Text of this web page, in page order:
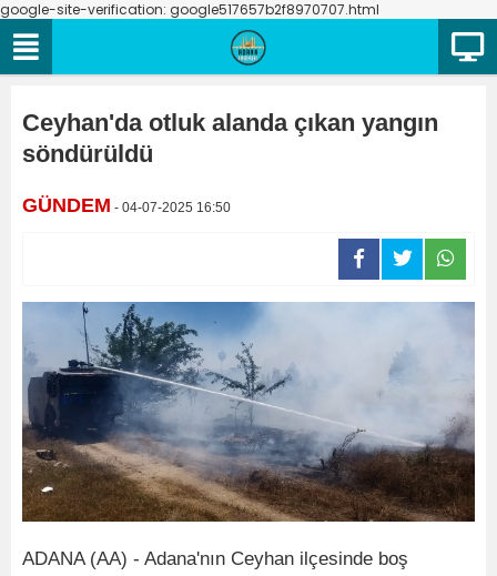
google-site-verification: google517657b2f8970707.html
Ceyhan'da otluk alanda çıkan yangın
söndürüldü
GÜNDEM - 04-07-2025 16:50
ADANA (AA) - Adana'nın Ceyhan ilçesinde boş